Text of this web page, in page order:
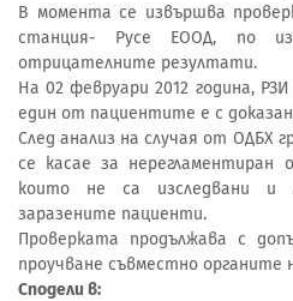
В момента се извършва
станция- Русе ЕООД, по
отрицателните резултати.
На 02 февруари 2012 година,
един от пациентите е с
След анализ на случая от ОДБХ
се касае за
които не са изследвани и
заразените пациенти.
Проверката продължава с
проучване съвместно органите
Сподели в: